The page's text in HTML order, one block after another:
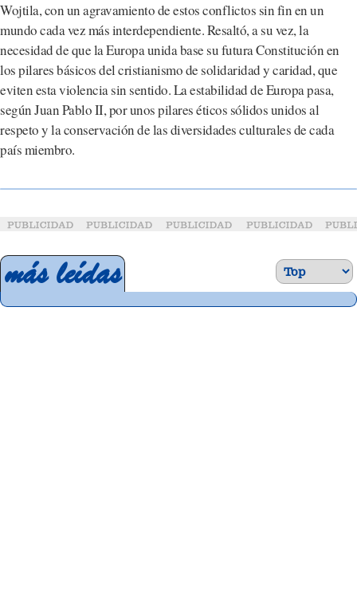
Wojtila, con un agravamiento de estos conflictos sin fin en un
mundo cada vez más interdependiente. Resaltó, a su vez, la
necesidad de que la Europa unida base su futura Constitución en
los pilares básicos del cristianismo de solidaridad y caridad, que
eviten esta violencia sin sentido. La estabilidad de Europa pasa,
según Juan Pablo II, por unos pilares éticos sólidos unidos al
respeto y la conservación de las diversidades culturales de cada
país miembro.